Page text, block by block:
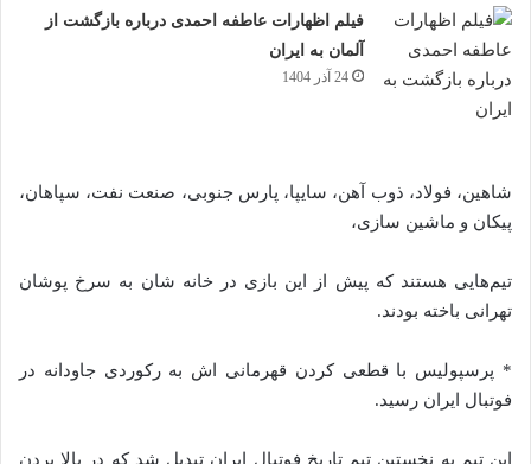
فیلم اظهارات عاطفه احمدی درباره بازگشت از
آلمان به ایران
24 آذر 1404
شاهین، فولاد، ذوب آهن، سایپا، پارس جنوبی، صنعت نفت، سپاهان،
پیکان و ماشین سازی،
تیم‌هایی هستند که پیش از این بازی در خانه شان به سرخ پوشان
تهرانی باخته بودند.
* پرسپولیس با قطعی کردن قهرمانی اش به رکوردی جاودانه در
فوتبال ایران رسید.
این تیم به نخستین تیم تاریخ فوتبال ایران تبدیل شد که در بالا بردن